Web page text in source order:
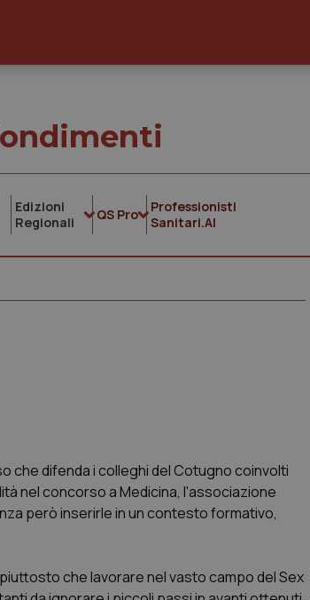
Edizioni
Regionali
QS Pro
Professionisti
Sanitari.AI
che difenda i colleghi del Cotugno coinvolti
nel concorso a Medicina, l'associazione
però inserirle in un contesto formativo,
che lavorare nel vasto campo del Sex